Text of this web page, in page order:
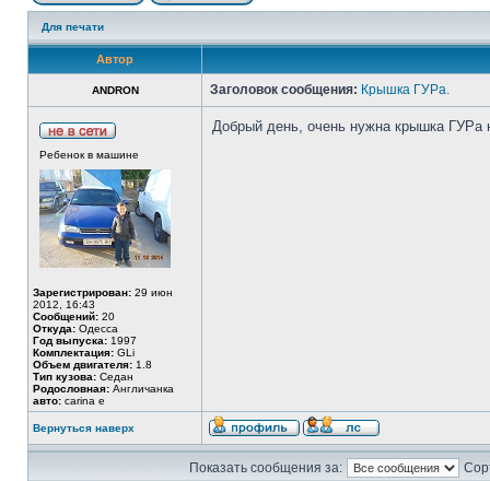
Для печати
Автор
ANDRON Заголовок сообщения: Крышка ГУРа.
Ребенок в машине
Зарегистрирован: 29 июн
2012, 16:43
Сообщений: 20
Откуда: Одесса
Год выпуска: 1997
Комплектация: GLi
Объем двигателя: 1.8
Тип кузова: Седан
Родословная: Англичанка
авто: carina e
Добрый день, очень нужна крышка ГУРа
Вернуться наверх
Показать сообщения за: